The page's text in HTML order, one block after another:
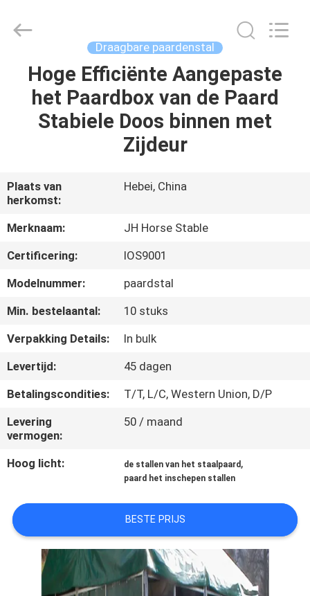
HUIS
PRODUCTEN
ONS
FABRIEKSREIS
KWALITEITSCONTROLE
CONTACTEER
ONS
VERZOEK
EEN
CITAAT
SITEMAP
PRIVACYBELEID
metal
products
Draagbare paardenstal
Hoge Efficiënte Aangepaste
het Paardbox van de Paard
Stabiele Doos binnen met
Zijdeur
Plaats van
herkomst:
Hebei, China
Merknaam:
JH Horse Stable
Certificering:
IOS9001
Modelnummer:
paardstal
Min. bestelaantal:
10 stuks
Verpakking Details:
In bulk
Levertijd:
45 dagen
Betalingscondities:
T/T, L/C, Western Union, D/P
Levering
vermogen:
50 / maand
Hoog licht: de stallen van het staalpaard ,
paard het inschepen stallen
BESTE PRIJS